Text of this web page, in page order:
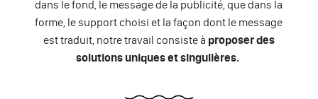
dans le fond, le message de la publicité, que dans la
forme, le support choisi et la façon dont le message
est traduit, notre travail consiste à proposer des
solutions uniques et singulières.